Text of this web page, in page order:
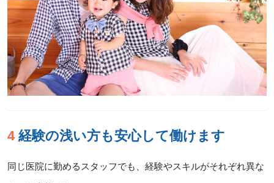
4 経験の浅い方も安心して働けます
同じ医院に勤めるスタッフでも、経験やスキルがそれぞれ異な